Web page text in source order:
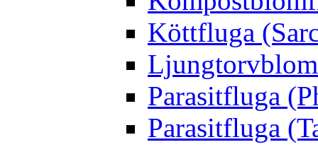
Köttfluga
Parasitfluga
Parasitfluga